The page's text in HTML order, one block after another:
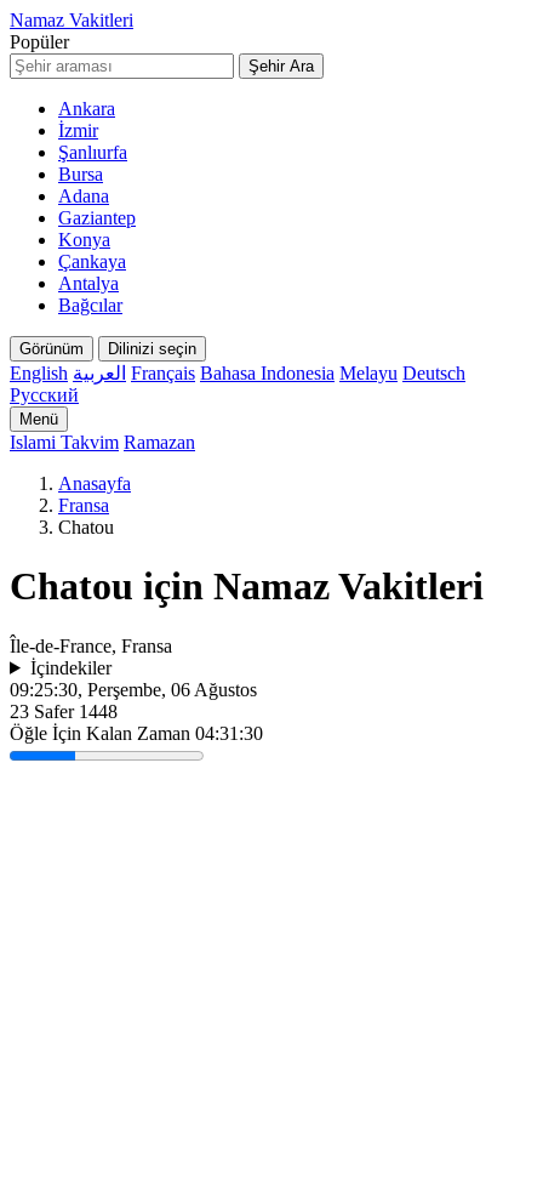
Namaz Vakitleri
Popüler
Şehir Ara
Ankara
İzmir
Şanlıurfa
Bursa
Adana
Gaziantep
Konya
Çankaya
Antalya
Bağcılar
Görünüm Dilinizi seçin
English العربية Français Bahasa Indonesia Melayu Deutsch
Русский
Menü
Islami Takvim Ramazan
Anasayfa
Fransa
Chatou
Chatou için Namaz Vakitleri
Île-de-France, Fransa
İçindekiler
09:25:30, Perşembe, 06 Ağustos
23 Safer 1448
Öğle İçin Kalan Zaman 04:31:30